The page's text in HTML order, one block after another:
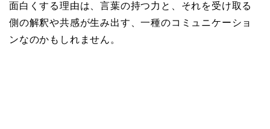
面白くする理由は、言葉の持つ力と、それを受け取る
側の解釈や共感が生み出す、一種のコミュニケーショ
ンなのかもしれません。